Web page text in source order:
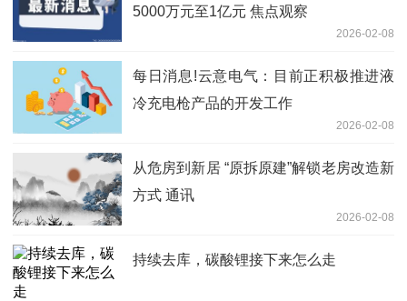
5000万元至1亿元 焦点观察
2026-02-08
每日消息!云意电气：目前正积极推进液
冷充电枪产品的开发工作
2026-02-08
从危房到新居 “原拆原建”解锁老房改造新
方式 通讯
2026-02-08
持续去库，碳酸锂接下来怎么走